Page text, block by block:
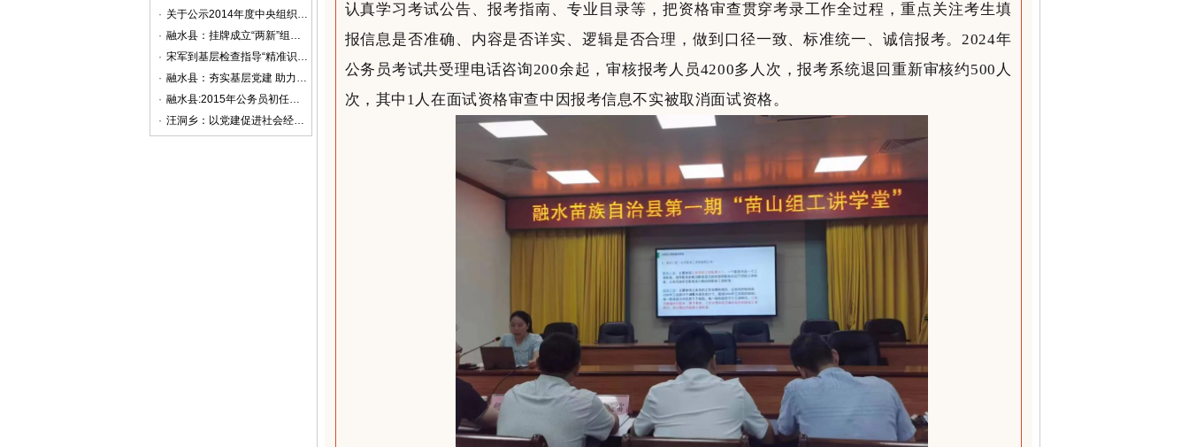
·
关于公示2014年度中央组织部代中央管理党费收支情况的通知
·
融水县：挂牌成立“两新”组织党工委
·
宋军到基层检查指导“精准识别”工作
·
融水县：夯实基层党建 助力精准扶贫
·
融水县:2015年公务员初任培训班开班
·
汪洞乡：以党建促进社会经济快速发展
认真学习考试公告、报考指南、专业目录等，把资格审查贯穿考录工作全过程，重点关注考生填
报信息是否准确、内容是否详实、逻辑是否合理，做到口径一致、标准统一、诚信报考。2024年
公务员考试共受理电话咨询200余起，审核报考人员4200多人次，报考系统退回重新审核约500人
次，其中1人在面试资格审查中因报考信息不实被取消面试资格。